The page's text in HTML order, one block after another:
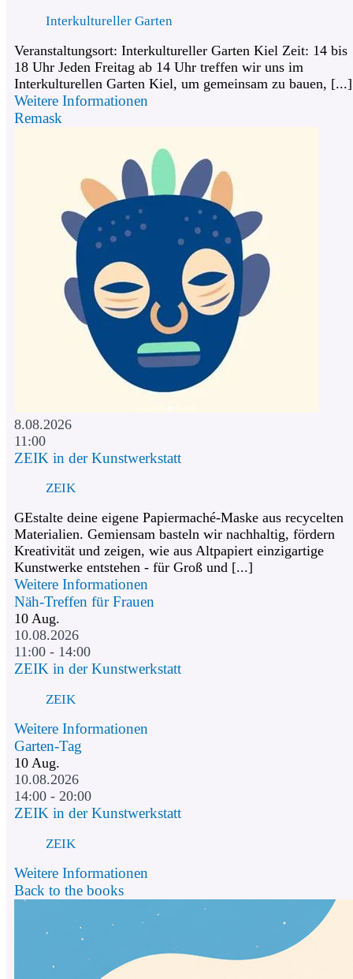
Interkultureller Garten
Veranstaltungsort: Interkultureller Garten Kiel Zeit: 14 bis
18 Uhr Jeden Freitag ab 14 Uhr treffen wir uns im
Interkulturellen Garten Kiel, um gemeinsam zu bauen, [...]
Weitere Informationen
Remask
8.08.2026
11:00
ZEIK in der Kunstwerkstatt
ZEIK
GEstalte deine eigene Papiermaché-Maske aus recycelten
Materialien. Gemiensam basteln wir nachhaltig, fördern
Kreativität und zeigen, wie aus Altpapiert einzigartige
Kunstwerke entstehen - für Groß und [...]
Weitere Informationen
Näh-Treffen für Frauen
10 Aug.
10.08.2026
11:00 - 14:00
ZEIK in der Kunstwerkstatt
ZEIK
Weitere Informationen
Garten-Tag
10 Aug.
10.08.2026
14:00 - 20:00
ZEIK in der Kunstwerkstatt
ZEIK
Weitere Informationen
Back to the books